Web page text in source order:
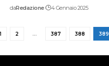
daRedazione 4 Gennaio 2025
2 … 387 388 389